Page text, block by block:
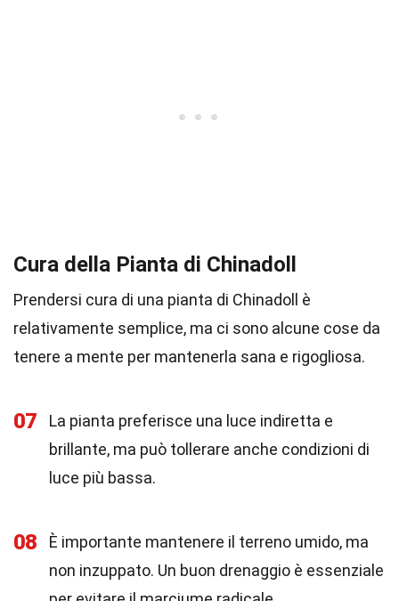
Cura della Pianta di Chinadoll
Prendersi cura di una pianta di Chinadoll è
relativamente semplice, ma ci sono alcune cose da
tenere a mente per mantenerla sana e rigogliosa.
07
La pianta preferisce una luce indiretta e
brillante, ma può tollerare anche condizioni di
luce più bassa.
08
È importante mantenere il terreno umido, ma
non inzuppato. Un buon drenaggio è essenziale